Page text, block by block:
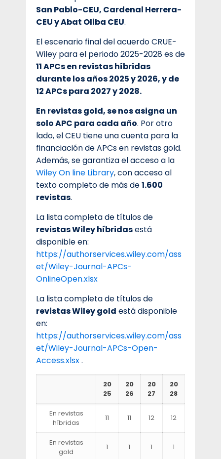
San Pablo-CEU, Cardenal Herrera-
CEU y Abat Oliba CEU.
El escenario final del acuerdo CRUE-
Wiley para el periodo 2025-2028 es de
11 APCs en revistas híbridas
durante los años 2025 y 2026, y de
12 APCs para 2027 y 2028.
En revistas gold, se nos asigna un
solo APC para cada año. Por otro
lado, el CEU tiene una cuenta para la
financiación de APCs en revistas gold.
Además, se garantiza el acceso a la
Wiley On line Library, con acceso al
texto completo de más de1.600
revistas.
La lista completa de títulos de
revistas Wiley híbridasestá
disponible en:
https://authorservices.wiley.com/ass
et/Wiley-Journal-APCs-
OnlineOpen.xlsx
La lista completa de títulos de
revistas Wiley gold está disponible
en:
https://authorservices.wiley.com/ass
et/Wiley-Journal-APCs-Open-
Access.xlsx.
20
25
20
26
20
27
20
28
En revistas
híbridas
11 11 12 12
En revistas
gold
1 1 1 1